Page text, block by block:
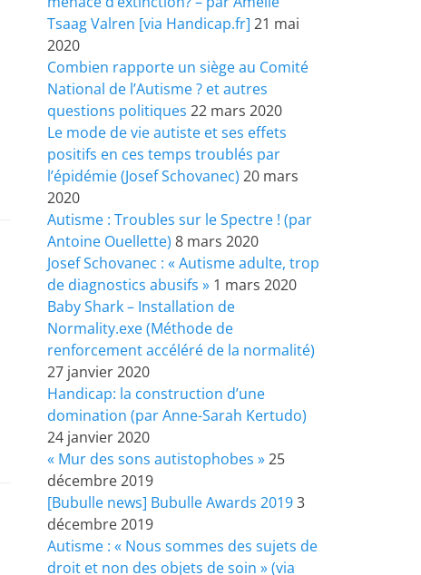
Tsaag Valren [via Handicap.fr] 21 mai
2020
Combien rapporte un siège au Comité
National de l’Autisme ? et autres
questions politiques 22 mars 2020
Le mode de vie autiste et ses effets
positifs en ces temps troublés par
l’épidémie (Josef Schovanec) 20 mars
2020
Autisme : Troubles sur le Spectre ! (par
Antoine Ouellette) 8 mars 2020
Josef Schovanec : « Autisme adulte, trop
de diagnostics abusifs » 1 mars 2020
Baby Shark – Installation de
Normality.exe (Méthode de
renforcement accéléré de la normalité)
27 janvier 2020
Handicap: la construction d’une
domination (par Anne-Sarah Kertudo)
24 janvier 2020
« Mur des sons autistophobes »25
décembre 2019
[Bubulle news] Bubulle Awards 20193
décembre 2019
Autisme : « Nous sommes des sujets de
droit et non des objets de soin » (via